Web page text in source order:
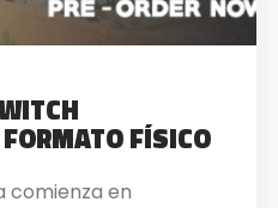
FÍSICO
comienza en